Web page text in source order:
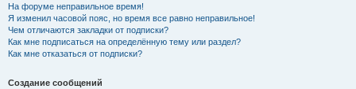
На форуме неправильное время!
Я изменил часовой пояс, но время все равно неправильное!
Чем отличаются закладки от подписки?
Как мне подписаться на определённую тему или раздел?
Как мне отказаться от подписки?
Создание сообщений